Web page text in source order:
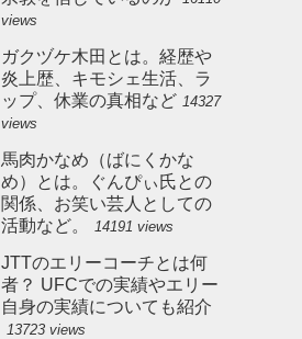
views
ガクヅケ木田とは。経歴や
炎上歴、キモシェ生活、ラ
ップ、休業の真相など 14327
views
馬肉かなめ（ばにくかな
め）とは。ぐんぴぃ氏との
関係、お笑い芸人としての
活動など。
14191 views
JTTのエリーコーチとは何
者？ UFCでの実績やエリー
自身の実績についても紹介
13723 views